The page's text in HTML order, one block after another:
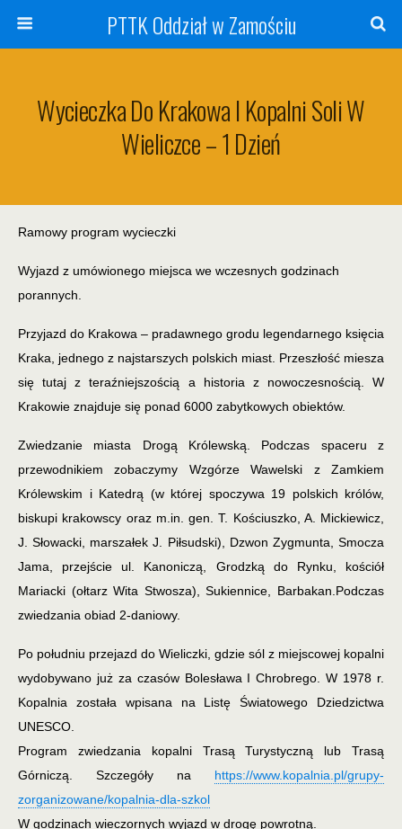
PTTK Oddział w Zamościu
Wycieczka Do Krakowa I Kopalni Soli W
Wieliczce – 1 Dzień
Ramowy program wycieczki
Wyjazd z umówionego miejsca we wczesnych godzinach
porannych.
Przyjazd do Krakowa – pradawnego grodu legendarnego księcia
Kraka, jednego z najstarszych polskich miast. Przeszłość miesza
się tutaj z teraźniejszością a historia z nowoczesnością. W
Krakowie znajduje się ponad 6000 zabytkowych obiektów.
Zwiedzanie miasta Drogą Królewską. Podczas spaceru z
przewodnikiem zobaczymy Wzgórze Wawelski z Zamkiem
Królewskim i Katedrą (w której spoczywa 19 polskich królów,
biskupi krakowscy oraz m.in. gen. T. Kościuszko, A. Mickiewicz,
J. Słowacki, marszałek J. Piłsudski), Dzwon Zygmunta, Smocza
Jama, przejście ul. Kanoniczą, Grodzką do Rynku, kościół
Mariacki (ołtarz Wita Stwosza), Sukiennice, Barbakan. Podczas
zwiedzania obiad 2-daniowy.
Po południu przejazd do Wieliczki, gdzie sól z miejscowej kopalni
wydobywano już za czasów Bolesława I Chrobrego. W 1978 r.
Kopalnia została wpisana na Listę Światowego Dziedzictwa
UNESCO.
Program zwiedzania kopalni Trasą Turystyczną lub Trasą
Górniczą. Szczegóły na https://www.kopalnia.pl/grupy-
zorganizowane/kopalnia-dla-szkol
W godzinach wieczornych wyjazd w drogę powrotną.